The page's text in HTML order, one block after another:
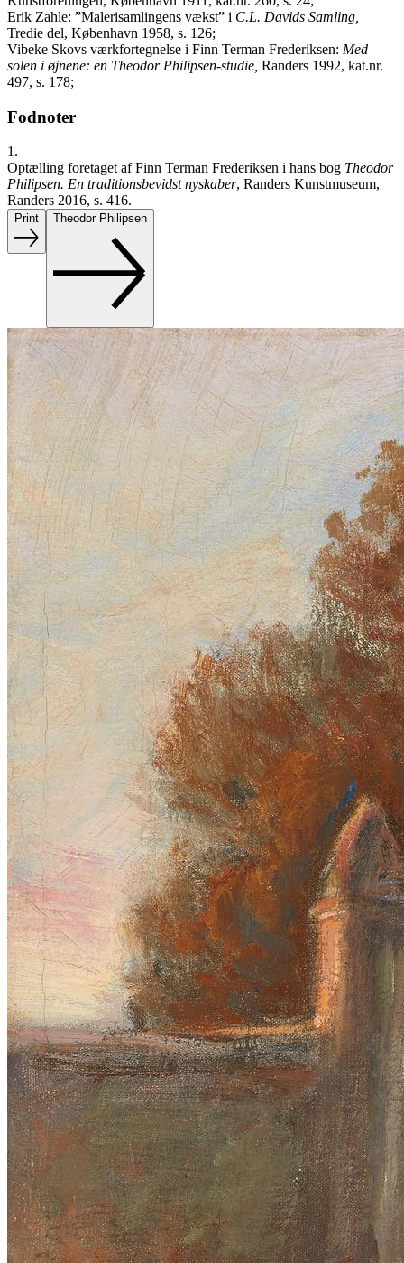
Erik Zahle: ”Malerisamlingens vækst” i C.L. Davids Samling,
Tredie del, København 1958, s. 126;
Vibeke Skovs værkfortegnelse i Finn Terman Frederiksen: Med
solen i øjnene: en Theodor Philipsen-studie, Randers 1992, kat.nr.
497, s. 178;
Fodnoter
1.
Optælling foretaget af Finn Terman Frederiksen i hans bog Theodor
Philipsen. En traditionsbevidst nyskaber, Randers Kunstmuseum,
Randers 2016, s. 416.
Print Theodor Philipsen